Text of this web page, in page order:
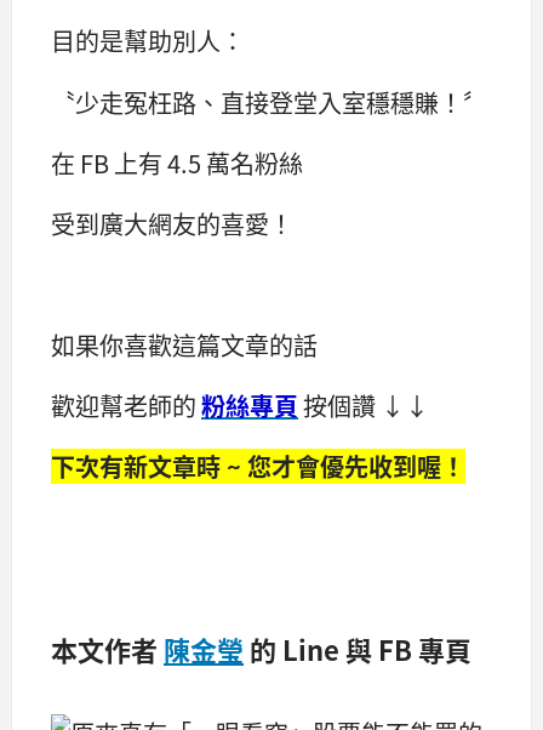
目的是幫助別人：
〝少走冤枉路、直接登堂入室穩穩賺！〞
在 FB 上有 4.5 萬名粉絲
受到廣大網友的喜愛！
如果你喜歡這篇文章的話
歡迎幫老師的粉絲專頁按個讚 ↓↓
下次有新文章時 ~ 您才會優先收到喔！
本文作者 陳金瑩 的 Line 與 FB 專頁